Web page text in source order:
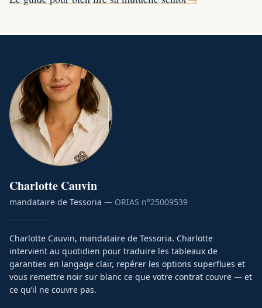
Charlotte Cauvin
mandataire de Tessoria — ORIAS n°25009539
Charlotte Cauvin, mandataire de Tessoria. Charlotte
intervient au quotidien pour traduire les tableaux de
garanties en langage clair, repérer les options superflues et
vous remettre noir sur blanc ce que votre contrat couvre — et
ce qu’il ne couvre pas.